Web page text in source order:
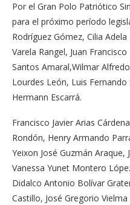
Por el Gran Polo Patriótico
para el próximo período
Rodríguez Gómez, Cilia
Varela Rangel, Juan
Santos Amaral,Wilmar
Lourdes León, Luis
Hermann Escarrá.
Francisco Javier Arias
Rondón, Henry Armando
Yeixon José Guzmán
Vanessa Yunet Montero
Didalco Antonio Bolívar
Castillo, José Gregorio